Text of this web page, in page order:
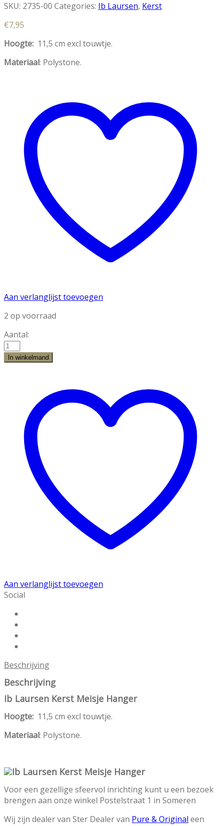
SKU: 2735-00 Categories: Ib Laursen, Kerst
€7,95
Hoogte: 11,5 cm excl touwtje.
Materiaal: Polystone.
Aan verlanglijst toevoegen
2 op voorraad
Aantal:
Ib
Laursen
In winkelmand
Aan verlanglijst toevoegen
Social
Beschrijving
Beschrijving
Ib Laursen Kerst Meisje Hanger
Hoogte: 11,5 cm excl touwtje.
Materiaal: Polystone.
Voor een gezellige sfeervol inrichting kunt u een bezoek
brengen aan onze winkel Postelstraat 1 in Someren
Wij zijn dealer van Ster Dealer van Pure & Original een